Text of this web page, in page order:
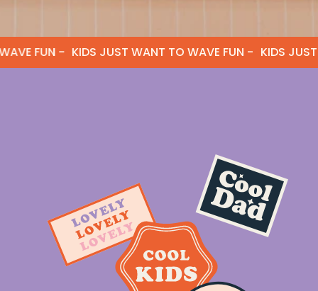
FUN - KIDS JUST WANT TO WAVE FUN - KIDS JUST